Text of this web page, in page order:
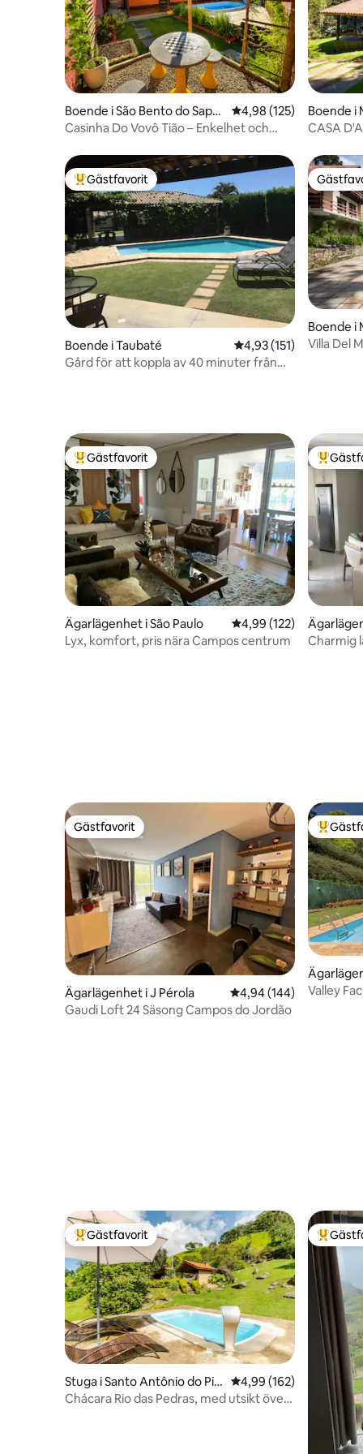
Boende i São Bento do Sapu
caí
4,98 av 5 i
4,98 (125)
Casinha Do Vovô Tião – Enkelhet och
Boende i
CASA
Populär gästfavorit
Gästfavorit
Boende i Taubaté 4,93 av 5 i
4,93 (151)
Gård för att koppla av 40 minuter från
Boende i
Villa Del
Populär gästfavorit
Gästfavorit
Ägarlägenhet i São Paulo 4,99 av 5 i
4,99 (122)
Lyx, komfort, pris nära Campos centrum
o do
Charmig
Gästfavorit
Gästfavorit
Ägarlägenhet i J Pérola 4,94 av 5 i
4,94 (144)
Gaudi Loft 24 Säsong Campos do Jordão
Populär
ordão
Valley
Populär gästfavorit
Gästfavorit
Stuga i Santo Antônio do Pin
hal
4,99 av 5 i
4,99 (162)
Chácara Rio das Pedras, med utsikt över
Populär